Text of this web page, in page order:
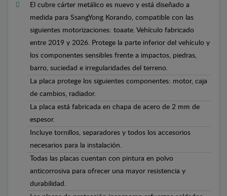
El cubre cárter metálico es nuevo y está diseñado a
medida para SsangYong Korando, compatible con las
siguientes motorizaciones: toaate. Vehículo fabricado
entre 2019 y 2026. Protege la parte inferior del vehículo y
los componentes sensibles frente a impactos, piedras,
barro, suciedad e irregularidades del terreno.
La placa protege los siguientes componentes: motor, caja
de cambios, radiador.
La placa está fabricada en chapa de acero de 2 mm de
espesor.
Incluye tornillos, separadores y todos los accesorios
necesarios para la instalación.
Todas las placas cuentan con pintura en polvo
anticorrosiva para ofrecer una mayor resistencia y
durabilidad.